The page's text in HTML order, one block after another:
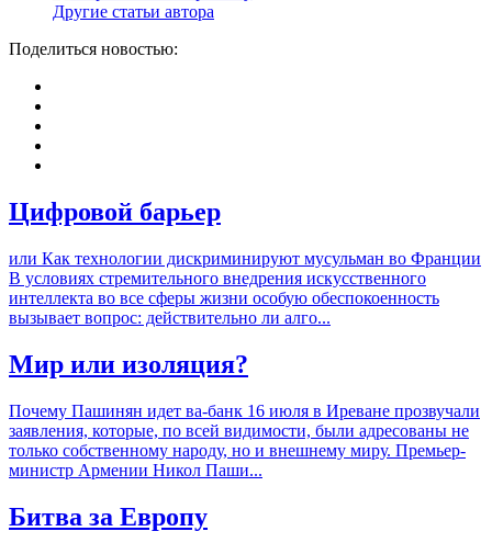
Другие статьи автора
Поделиться новостью:
Цифровой барьер
или Как технологии дискриминируют мусульман во Франции
В условиях стремительного внедрения искусственного
интеллекта во все сферы жизни особую обеспокоенность
вызывает вопрос: действительно ли алго...
Мир или изоляция?
Почему Пашинян идет ва-банк 16 июля в Иреване прозвучали
заявления, которые, по всей видимости, были адресованы не
только собственному народу, но и внешнему миру. Премьер-
министр Армении Никол Паши...
Битва за Европу